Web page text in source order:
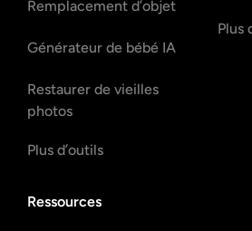
Remplacement d’objet
Générateur de bébé IA
Restaurer de vieilles
photos
Plus d’outils
Plus
Ressources